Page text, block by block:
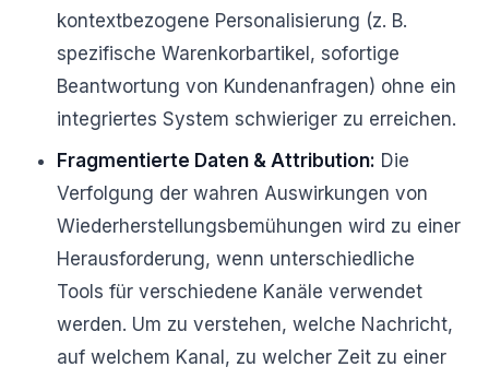
kontextbezogene Personalisierung (z. B.
spezifische Warenkorbartikel, sofortige
Beantwortung von Kundenanfragen) ohne ein
integriertes System schwieriger zu erreichen.
Fragmentierte Daten & Attribution: Die
Verfolgung der wahren Auswirkungen von
Wiederherstellungsbemühungen wird zu einer
Herausforderung, wenn unterschiedliche
Tools für verschiedene Kanäle verwendet
werden. Um zu verstehen, welche Nachricht,
auf welchem Kanal, zu welcher Zeit zu einer